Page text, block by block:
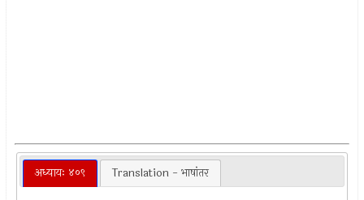
अध्यायः ४०९ Translation - भाषांतर